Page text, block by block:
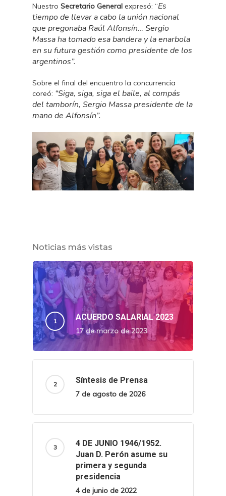
NuestroSecretario General expresó: “Es
tiempo de llevar a cabo la unión nacional
que pregonaba Raúl Alfonsín… Sergio
Massa ha tomado esa bandera y la enarbola
en su futura gestión como presidente de los
argentinos”.
Sobre el final del encuentro la concurrencia
coreó: “Siga, siga, siga el baile, al compás
del tamborín, Sergio Massa presidente de la
mano de Alfonsín”.
Noticias más vistas
ACUERDO SALARIAL 2023
17 de marzo de 2023
Síntesis de Prensa
7 de agosto de 2026
4 DE JUNIO 1946/1952.
Juan D. Perón asume su
primera y segunda
presidencia
4 de junio de 2022